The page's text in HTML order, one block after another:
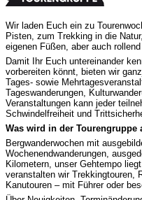
Wir laden Euch ein zu
Pisten, zum Trekking in die
eigenen Füßen, aber auch
Damit Ihr Euch untereinander
vorbereiten könnt, bieten wir
Tages- sowie
Tageswanderungen,
Veranstaltungen kann jeder
Schwindelfreiheit und
Was wird in der Tourengruppe
Bergwanderwochen mit
Wochenendwanderungen,
Kilometern, unser Gehtempo
veranstalten wir Trekkingtouren,
Kanutouren – mit Führer oder